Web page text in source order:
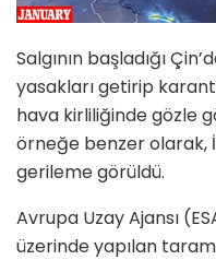
Salgının başladığı
yasakları getirip
hava kirliliğinde gözle
örneğe benzer olarak,
gerileme görüldü.
Avrupa Uzay Ajansı
üzerinde yapılan